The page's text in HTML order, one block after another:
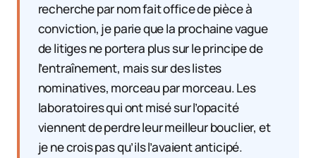
recherche par nom fait office de pièce à
conviction, je parie que la prochaine vague
de litiges ne portera plus sur le principe de
l’entraînement, mais sur des listes
nominatives, morceau par morceau. Les
laboratoires qui ont misé sur l’opacité
viennent de perdre leur meilleur bouclier, et
je ne crois pas qu’ils l’avaient anticipé.